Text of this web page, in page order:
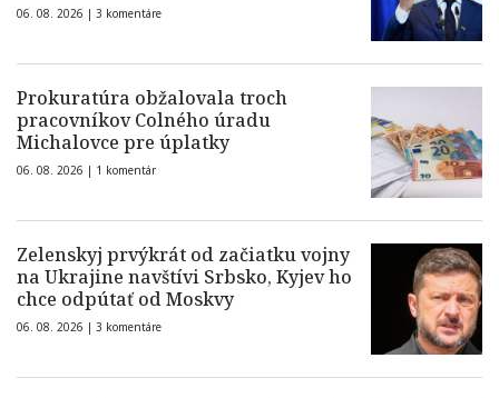
06. 08. 2026 | 3 komentáre
Prokuratúra obžalovala troch
pracovníkov Colného úradu
Michalovce pre úplatky
06. 08. 2026 | 1 komentár
Zelenskyj prvýkrát od začiatku vojny
na Ukrajine navštívi Srbsko, Kyjev ho
chce odpútať od Moskvy
06. 08. 2026 | 3 komentáre